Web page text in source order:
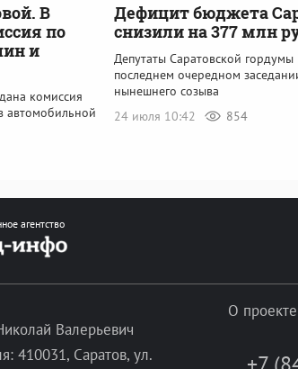
В
по
и
комиссия
автомобильной
Дефицит бюджета
снизили на 377 млн
Депутаты Саратовской гордумы
последнем очередном
нынешнего созыва
24 июля 10:42
854
агентство
Валерьевич
410031, Саратов, ул.
О проекте